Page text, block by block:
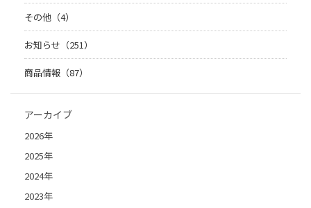
その他（4）
お知らせ（251）
商品情報（87）
アーカイブ
2026年
2025年
2024年
2023年